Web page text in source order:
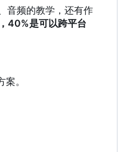
音频的教学 ， 还有作
， 40%是可以跨平台
。